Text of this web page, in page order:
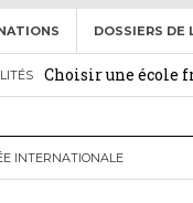
DOSSIERS DE
Choisir une école
29 décembre 2025
Crédit Immobilier
INTERNATIONALE